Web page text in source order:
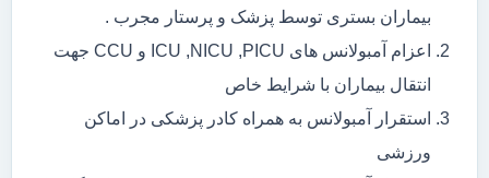
بیماران بستری توسط پزشک و پرستار مجرب .
اعزام آمبولانس های ICU ,NICU ,PICU و CCU جهت
انتقال بیماران با شرایط خاص
استقرار آمبولانس به همراه کادر پزشکی در اماکن
ورزشی